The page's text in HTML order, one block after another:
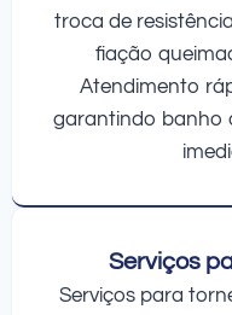
troca de
fiação
Atendimento
garantindo banho
Serviços
Serviços para